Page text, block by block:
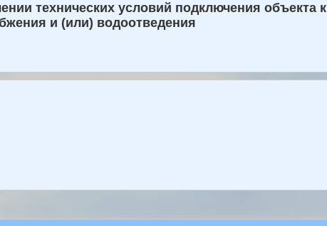
технических условий подключения объекта к
и (или) водоотведения